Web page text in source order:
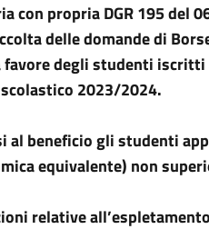
con propria DGR 195
delle domande di
degli studenti
2023/2024.
al beneficio gli studenti
equivalente) non
relative